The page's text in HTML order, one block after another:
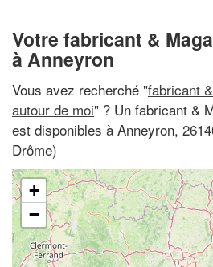
Votre fabricant &
à Anneyron
Vous avez recherché "fabricant
autour de moi" ? Un fabricant &
est disponibles à Anneyron,
Drôme)
+
−